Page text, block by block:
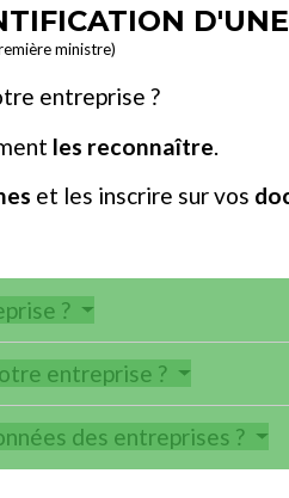
ministre)
entreprise ?
les reconnaître.
et les inscrire sur vos
?
entreprise ?
des entreprises ?